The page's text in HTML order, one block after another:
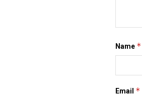
Name *
Email *